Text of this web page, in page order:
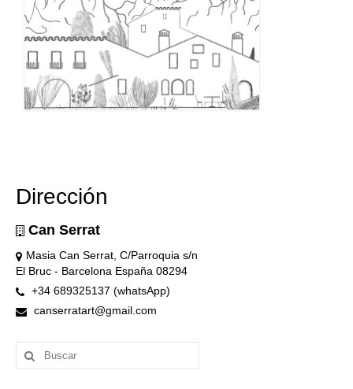
Dirección
Can Serrat
Masia Can Serrat, C/Parroquia s/n
El Bruc - Barcelona España 08294
+34 689325137 (whatsApp)
canserratart@gmail.com
Buscar
por: